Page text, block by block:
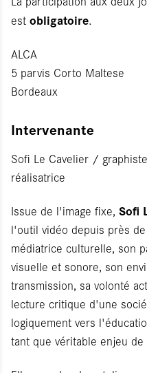
est obligatoire.
ALCA
5 parvis Corto Maltese
Bordeaux
Intervenante
Sofi Le Cavelier /
réalisatrice
Issue de l'image fixe, Sofi
l'outil vidéo depuis près
médiatrice culturelle, son
visuelle et sonore, son
transmission, sa volonté
lecture critique d'une
logiquement vers
tant que véritable enjeu